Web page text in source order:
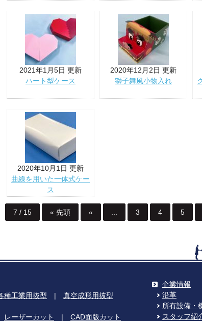
2021年1月5日 更新
ハート型ケース
2020年12月2日 更新
獅子舞風小物入れ
2020年10月1日 更新
曲線を用いた一体式ケー
ス
7 / 15 « 先頭 « 3 4 5
種工業用抜型 | 真空成形用抜型
レーザーカット | CAD面版カット
企業情報
沿革
所有設備・
スタッフ紹